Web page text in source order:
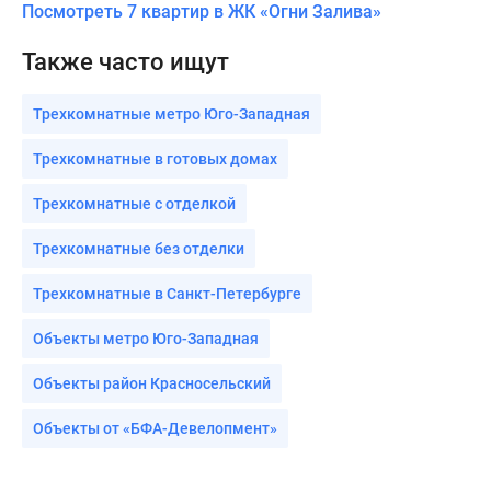
Посмотреть 7 квартир в ЖК «Огни Залива»
Также часто ищут
Трехкомнатные метро Юго-Западная
Трехкомнатные в готовых домах
Трехкомнатные с отделкой
Трехкомнатные без отделки
Трехкомнатные в Санкт-Петербурге
Объекты метро Юго-Западная
Объекты район Красносельский
Объекты от «БФА-Девелопмент»